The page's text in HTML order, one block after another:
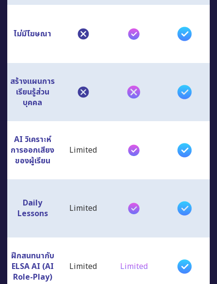
ไม่มีโฆษณา
สร้างแผนการ
เรียนรู้ส่วน
บุคคล
AI วิเคราะห์
การออกเสียง
ของผู้เรียน
Limited
Daily
Lessons
Limited
ฝึกสนทนากับ
ELSA AI (AI
Role-Play)
Limited Limited